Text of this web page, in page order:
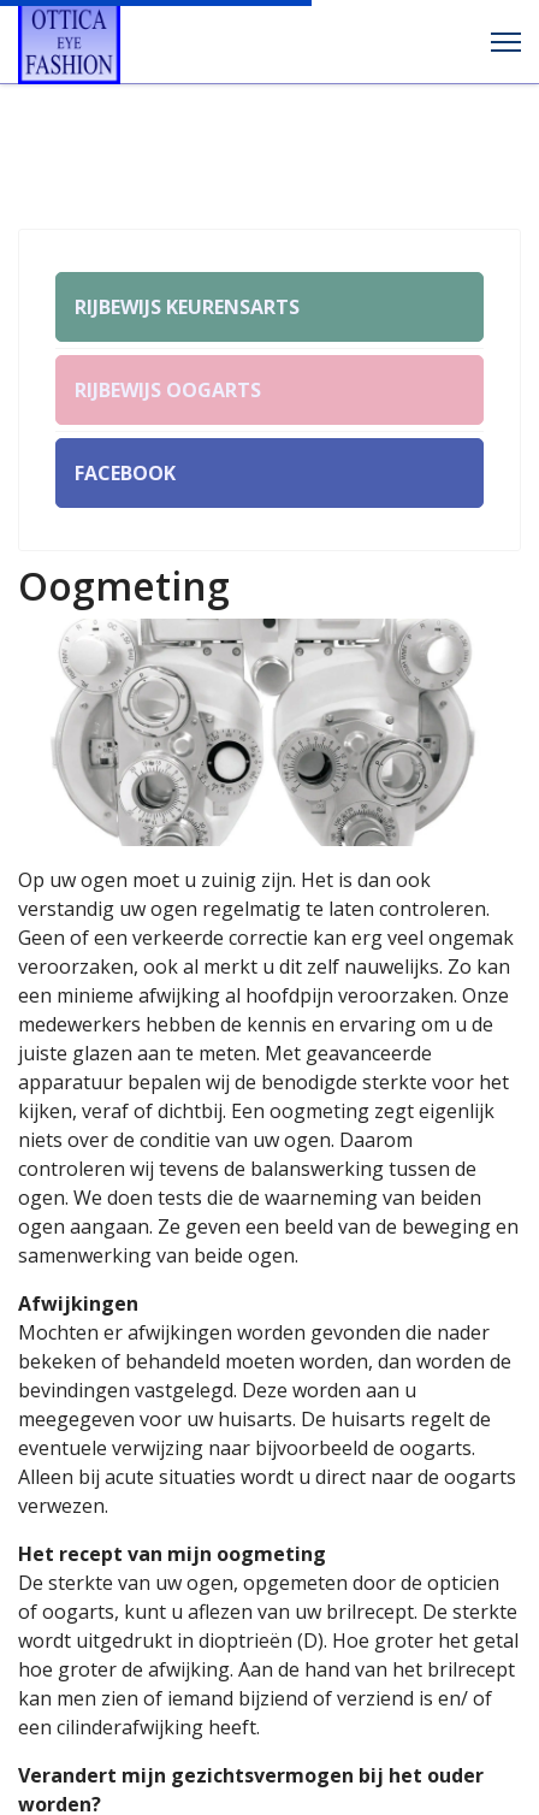
RIJBEWIJS KEURENSARTS
RIJBEWIJS OOGARTS
FACEBOOK
Oogmeting
Op uw ogen moet u zuinig zijn. Het is dan ook
verstandig uw ogen regelmatig te laten controleren.
Geen of een verkeerde correctie kan erg veel ongemak
veroorzaken, ook al merkt u dit zelf nauwelijks. Zo kan
een minieme afwijking al hoofdpijn veroorzaken. Onze
medewerkers hebben de kennis en ervaring om u de
juiste glazen aan te meten. Met geavanceerde
apparatuur bepalen wij de benodigde sterkte voor het
kijken, veraf of dichtbij. Een oogmeting zegt eigenlijk
niets over de conditie van uw ogen. Daarom
controleren wij tevens de balanswerking tussen de
ogen. We doen tests die de waarneming van beiden
ogen aangaan. Ze geven een beeld van de beweging en
samenwerking van beide ogen.
Afwijkingen
Mochten er afwijkingen worden gevonden die nader
bekeken of behandeld moeten worden, dan worden de
bevindingen vastgelegd. Deze worden aan u
meegegeven voor uw huisarts. De huisarts regelt de
eventuele verwijzing naar bijvoorbeeld de oogarts.
Alleen bij acute situaties wordt u direct naar de oogarts
verwezen.
Het recept van mijn oogmeting
De sterkte van uw ogen, opgemeten door de opticien
of oogarts, kunt u aflezen van uw brilrecept. De sterkte
wordt uitgedrukt in dioptrieën (D). Hoe groter het getal
hoe groter de afwijking. Aan de hand van het brilrecept
kan men zien of iemand bijziend of verziend is en/ of
een cilinderafwijking heeft.
Verandert mijn gezichtsvermogen bij het ouder
worden?